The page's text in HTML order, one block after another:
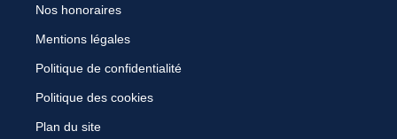
Nos honoraires
Mentions légales
Politique de confidentialité
Politique des cookies
Plan du site